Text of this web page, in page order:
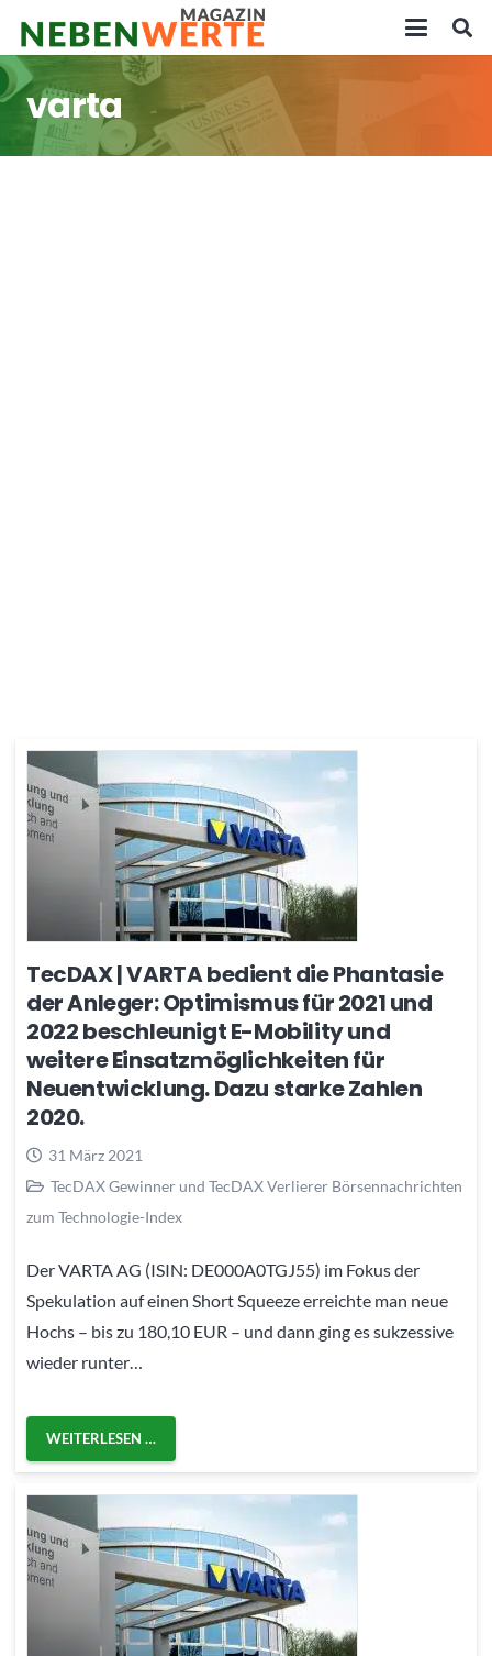
varta
TecDAX | VARTA bedient die Phantasie
der Anleger: Optimismus für 2021 und
2022 beschleunigt E-Mobility und
weitere Einsatzmöglichkeiten für
Neuentwicklung. Dazu starke Zahlen
2020.
31 März 2021
TecDAX Gewinner und TecDAX Verlierer Börsennachrichten
zum Technologie-Index
Der VARTA AG (ISIN: DE000A0TGJ55) im Fokus der
Spekulation auf einen Short Squeeze erreichte man neue
Hochs – bis zu 180,10 EUR – und dann ging es sukzessive
wieder runter…
WEITERLESEN …